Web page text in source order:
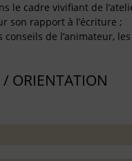
le cadre vivifiant de
son rapport à l’écriture ;
conseils de l’animateur,
/ ORIENTATION